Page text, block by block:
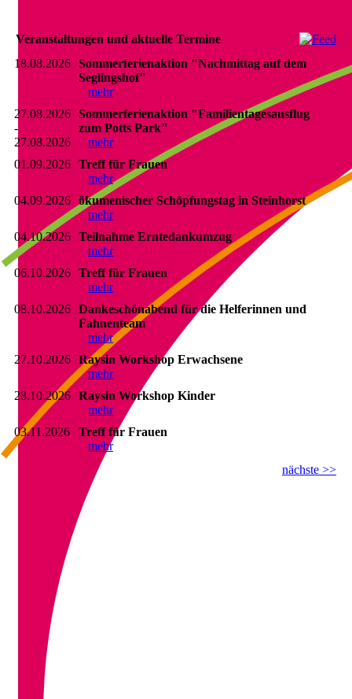
Veranstaltungen und aktuelle Termine
18.08.2026 Sommerferienaktion "Nachmittag auf dem
Seglingshof"
mehr
27.08.2026
-
27.08.2026
Sommerferienaktion "Familientagesausflug
zum Potts Park"
mehr
01.09.2026 Treff für Frauen
mehr
04.09.2026 ökumenischer Schöpfungstag in Steinhorst
mehr
04.10.2026 Teilnahme Erntedankumzug
mehr
06.10.2026 Treff für Frauen
mehr
08.10.2026 Dankeschönabend für die Helferinnen und
Fahnenteam
mehr
27.10.2026 Raysin Workshop Erwachsene
mehr
28.10.2026 Raysin Workshop Kinder
mehr
03.11.2026
Treff für Frauen
mehr
nächste >>